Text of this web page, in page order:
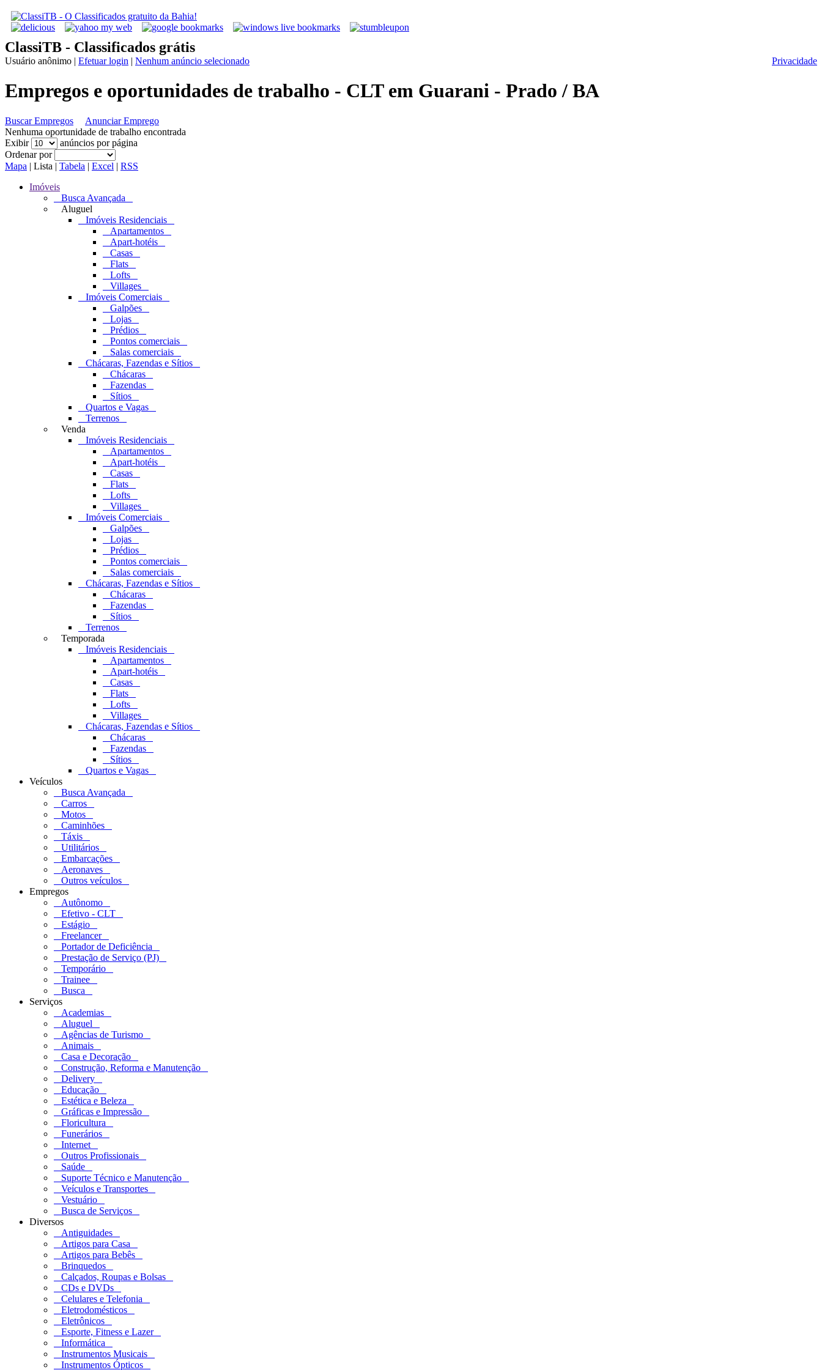
ClassiTB - Classificados grátis
Privacidade
Usuário anônimo | Efetuar login | Nenhum anúncio selecionado
Empregos e oportunidades de trabalho - CLT em Guarani - Prado / BA
Buscar Empregos
Anunciar Emprego
Nenhuma oportunidade de trabalho encontrada
Exibir
anúncios por página
Ordenar por
Mapa | Lista | Tabela | Excel | RSS
Imóveis
Busca Avançada
Aluguel
Imóveis Residenciais
Apartamentos
Apart-hotéis
Casas
Flats
Lofts
Villages
Imóveis Comerciais
Galpões
Lojas
Prédios
Pontos comerciais
Salas comerciais
Chácaras, Fazendas e Sítios
Chácaras
Fazendas
Sítios
Quartos e Vagas
Terrenos
Venda
Imóveis Residenciais
Apartamentos
Apart-hotéis
Casas
Flats
Lofts
Villages
Imóveis Comerciais
Galpões
Lojas
Prédios
Pontos comerciais
Salas comerciais
Chácaras, Fazendas e Sítios
Chácaras
Fazendas
Sítios
Terrenos
Temporada
Imóveis Residenciais
Apartamentos
Apart-hotéis
Casas
Flats
Lofts
Villages
Chácaras, Fazendas e Sítios
Chácaras
Fazendas
Sítios
Quartos e Vagas
Veículos
Busca Avançada
Carros
Motos
Caminhões
Táxis
Utilitários
Embarcações
Aeronaves
Outros veículos
Empregos
Autônomo
Efetivo - CLT
Estágio
Freelancer
Portador de Deficiência
Prestação de Serviço (PJ)
Temporário
Trainee
Busca
Serviços
Academias
Aluguel
Agências de Turismo
Animais
Casa e Decoração
Construção, Reforma e Manutenção
Delivery
Educação
Estética e Beleza
Gráficas e Impressão
Floricultura
Funerários
Internet
Outros Profissionais
Saúde
Suporte Técnico e Manutenção
Veículos e Transportes
Vestuário
Busca de Serviços
Diversos
Antiguidades
Artigos para Casa
Artigos para Bebês
Brinquedos
Calçados, Roupas e Bolsas
CDs e DVDs
Celulares e Telefonia
Eletrodomésticos
Eletrônicos
Esporte, Fitness e Lazer
Informática
Instrumentos Musicais
Instrumentos Ópticos